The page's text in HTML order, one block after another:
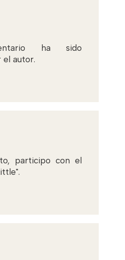
ha sido
el autor.
participo con el